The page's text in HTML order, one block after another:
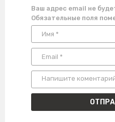
Ваш адрес email не
Обязательные поля